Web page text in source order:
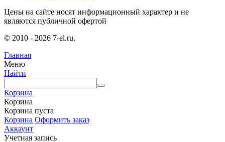
Цены на сайте носят информационный характер и не
являются публичной офертой
© 2010 - 2026 7-el.ru.
Главная
Меню
Найти
Корзина
Корзина
Корзина пуста
Корзина Оформить заказ
Аккаунт
Учетная запись